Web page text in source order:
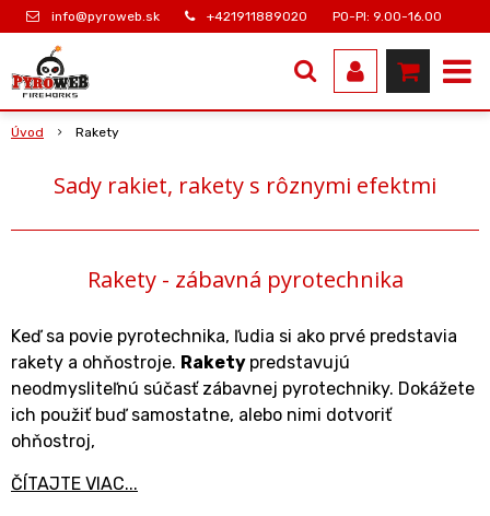
info@pyroweb.sk +421911889020 PO-PI: 9.00-16.00
Úvod Rakety
Sady rakiet, rakety s rôznymi efektmi
Rakety - zábavná pyrotechnika
Keď sa povie pyrotechnika, ľudia si ako prvé predstavia
rakety a ohňostroje. Rakety predstavujú
neodmysliteľnú súčasť zábavnej pyrotechniky. Dokážete
ich použiť buď samostatne, alebo nimi dotvoriť
ohňostroj,
ČÍTAJTE VIAC...